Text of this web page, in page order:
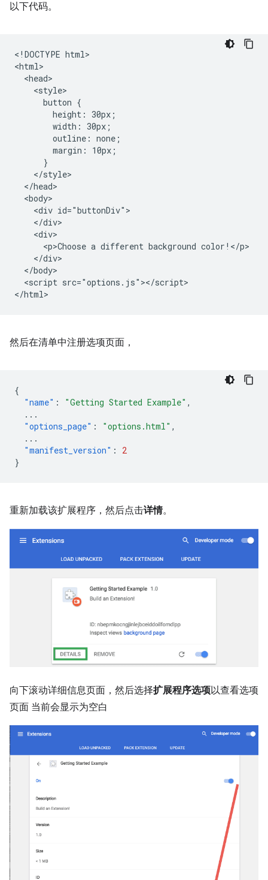
以下代码。
<!DOCTYPE html>
<html>
  <head>
    <style>
      button {
        height: 30px;
        width: 30px;
        outline: none;
        margin: 10px;
      }
    </style>
  </head>
  <body>
    <div id="buttonDiv">
    </div>
    <div>
      <p>Choose a different background color!</p>
    </div>
  </body>
  <script src="options.js"></script>
然后在清单中注册选项页面，
{
"name" : "Getting Started Example" ,
...
"options_page" : "options.html" ,
...
"manifest_version" :
2
}
重新加载该扩展程序，然后点击详情。
向下滚动详细信息页面，然后选择扩展程序选项以查看选项
页面 当前会显示为空白